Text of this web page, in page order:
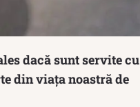
dacă sunt servite cu
din viața noastră de